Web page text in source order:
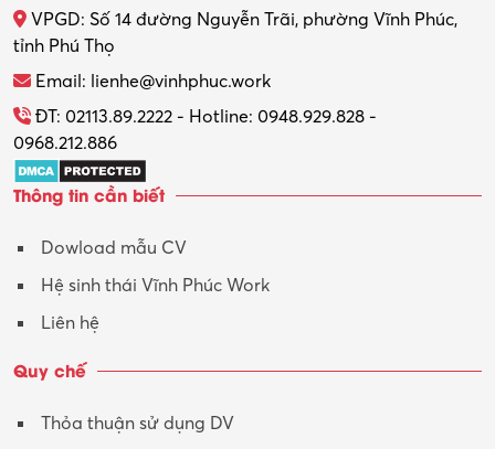
VPGD: Số 14 đường Nguyễn Trãi, phường Vĩnh Phúc,
tỉnh Phú Thọ
Email: lienhe@vinhphuc.work
ĐT: 02113.89.2222 - Hotline: 0948.929.828 -
0968.212.886
Thông tin cần biết
Dowload mẫu CV
Hệ sinh thái Vĩnh Phúc Work
Liên hệ
Quy chế
Thỏa thuận sử dụng DV